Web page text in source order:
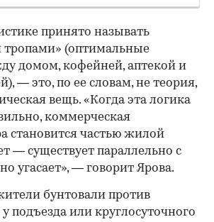
принято называть
(оптимальные
домом, кофейней, аптекой и
— это, по ее словам, не теория,
вещь. «Когда эта логика
коммерческая
становится частью жилой
— существует параллельно с
угасает», — говорит Ярова.
бунтовали против
подъезда или круглосуточного